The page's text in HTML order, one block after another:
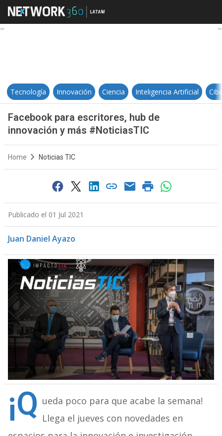
Facebook para escritores, hub
Tecnología Innovación Ciencia Inteligencia Artificial
Facebook para escritores, hub de
innovación y más #NoticiasTIC
Home Noticias TIC
Publicado el 01 Jul 2021
Juan Daniel Ayazo
¡Q ueda poco para que acabe la semana!
Llega el jueves con novedades en